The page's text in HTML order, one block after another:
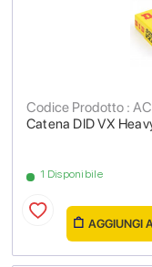
Catena DID VX
Codice Prodotto :
1 Disponibile
AGGIUNGI